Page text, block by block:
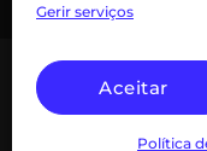
Gerir serviços
Aceitar
Política